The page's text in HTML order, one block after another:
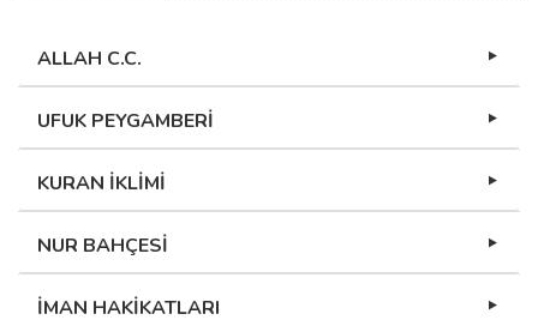
ALLAH C.C.
UFUK PEYGAMBERİ
KURAN İKLİMİ
NUR BAHÇESİ
İMAN HAKİKATLARI